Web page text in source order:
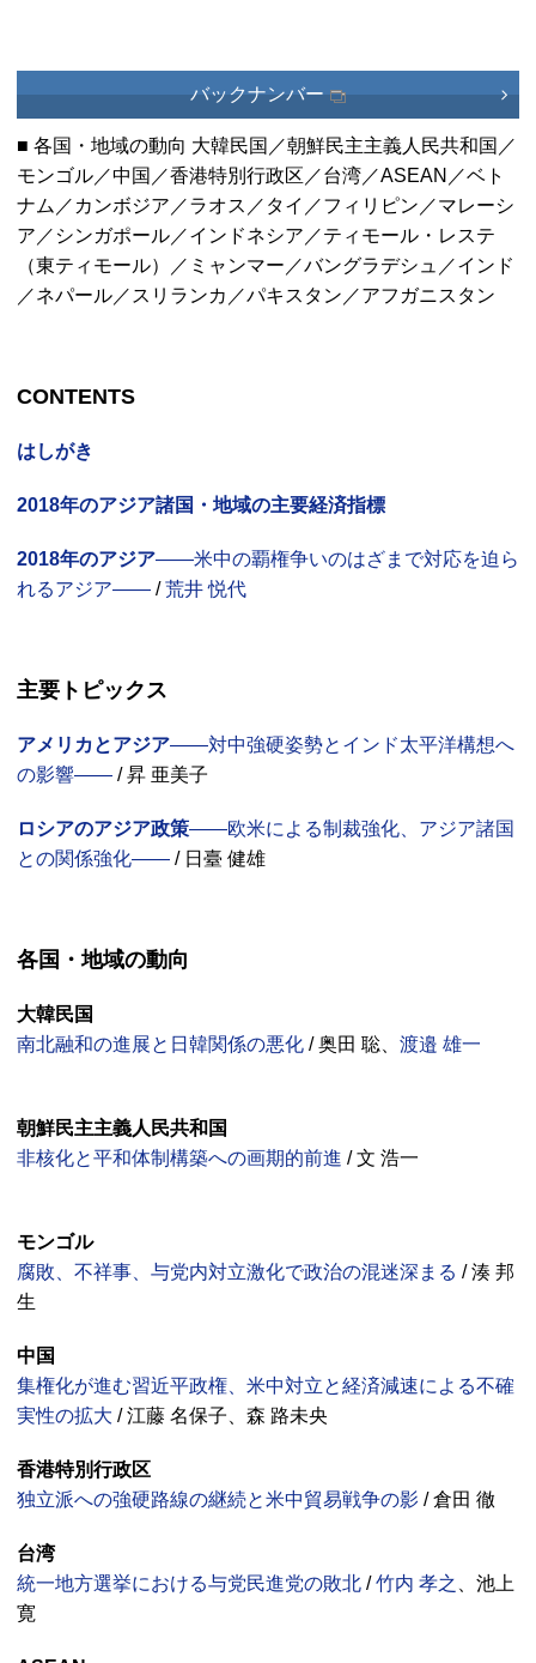
バックナンバー
■ 各国・地域の動向 大韓民国／朝鮮民主主義人民共和国／
モンゴル／中国／香港特別行政区／台湾／ASEAN ／ベト
ナム／カンボジア／ラオス／タイ／フィリピン／マレーシ
ア／シンガポール／インドネシア／ティモール・レステ
（東ティモール）／ミャンマー／バングラデシュ／インド
／ネパール／スリランカ／パキスタン／アフガニスタン
CONTENTS
はしがき
2018年のアジア諸国・地域の主要経済指標
2018年のアジア――米中の覇権争いのはざまで対応を迫ら
れるアジア―― /荒井 悦代
主要トピックス
アメリカとアジア――対中強硬姿勢とインド太平洋構想へ
の影響―― / 昇 亜美子
ロシアのアジア政策――欧米による制裁強化、アジア諸国
との関係強化―― / 日臺 健雄
各国・地域の動向
大韓民国
南北融和の進展と日韓関係の悪化 / 奥田 聡、 渡邉 雄一
朝鮮民主主義人民共和国
非核化と平和体制構築への画期的前進 / 文 浩一
モンゴル
腐敗、不祥事、与党内対立激化で政治の混迷深まる / 湊 邦
生
中国
集権化が進む習近平政権、米中対立と経済減速による不確
実性の拡大 / 江藤 名保子、森 路未央
香港特別行政区
独立派への強硬路線の継続と米中貿易戦争の影 / 倉田 徹
台湾
統一地方選挙における与党民進党の敗北 /竹内 孝之
、池上
寛